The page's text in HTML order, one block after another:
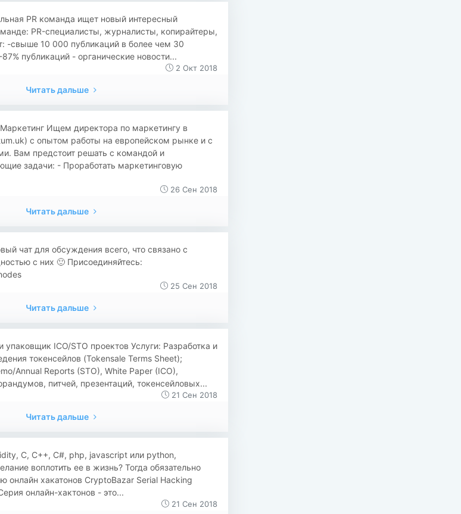
PR команда ищет новый интересный
PR-специалисты, журналисты, копирайтеры,
-свыше 10 000 публикаций в более чем 30
публикаций - органические новости...
2 Окт 2018
Читать дальше
Ищем директора по маркетингу в
с опытом работы на европейском рынке и с
Вам предстоит решать с командой и
задачи: - Проработать маркетинговую
26 Сен 2018
Читать дальше
чат для обсуждения всего, что связано с
с них 🙂 Присоединяйтесь:
25 Сен 2018
Читать дальше
ICO/STO проектов Услуги: Разработка и
токенсейлов (Tokensale Terms Sheet);
Annual Reports (STO), White Paper (ICO),
питчей, презентаций, токенсейловых...
21 Сен 2018
Читать дальше
C, C++, C#, php, javascript или python,
воплотить ее в жизнь? Тогда обязательно
онлайн хакатонов CryptoBazar Serial Hacking
онлайн-хактонов - это...
21 Сен 2018